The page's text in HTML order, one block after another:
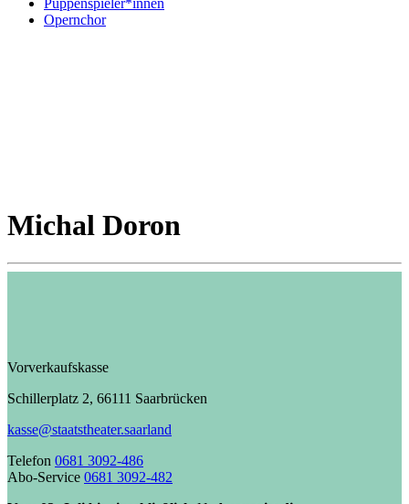
Puppenspieler*innen
Opernchor
Michal Doron
Vorverkaufskasse
Schillerplatz 2, 66111 Saarbrücken
kasse@staatstheater.saarland
Telefon 0681 3092-486
Abo-Service 0681 3092-482